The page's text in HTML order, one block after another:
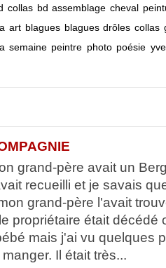
collas bd assemblage cheval
art blagues blagues drôles collas
semaine peintre photo poésie
grand-père avait un
recueilli et je savais
grand-père l'avait
propriétaire était décédé
mais j'ai vu quelques
Il était très...